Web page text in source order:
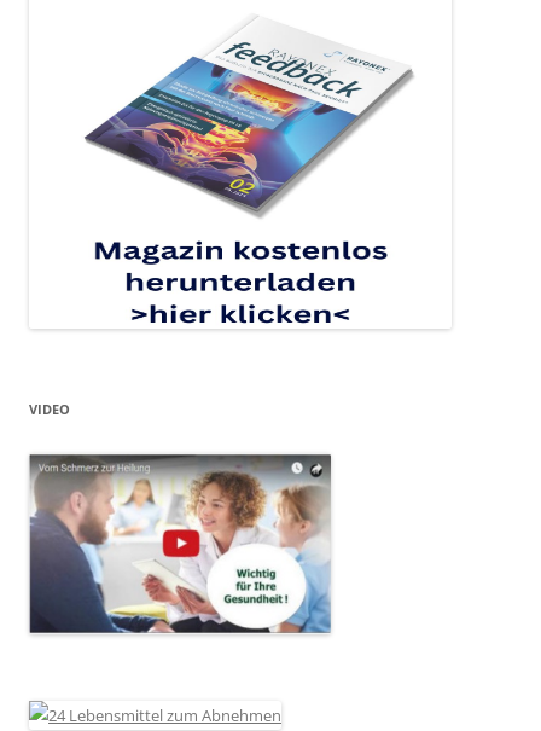
VIDEO